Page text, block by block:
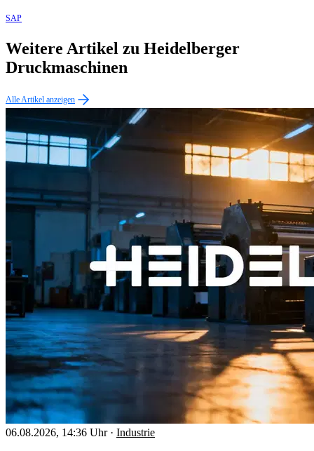
SAP
Weitere Artikel zu Heidelberger
Druckmaschinen
Alle Artikel anzeigen
06.08.2026, 14:36 Uhr · Industrie